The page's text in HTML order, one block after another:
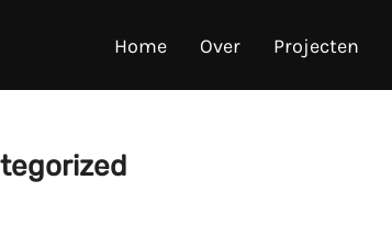
Home Over Projecten